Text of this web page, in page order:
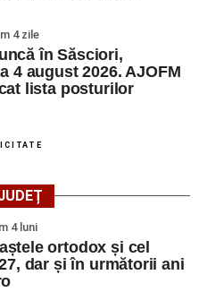
4 zile
în Săsciori,
4 august 2026. AJOFM
lista posturilor
4 luni
ortodox și cel
dar și în următorii ani